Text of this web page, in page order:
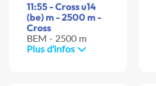
11:55 - Cross u14
(be) m - 2500 m -
Cross
BEM - 2500 m
Plus d'infos